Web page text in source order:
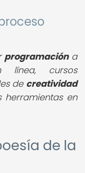
programacióna
línea, cursos
de creatividad
en
de la